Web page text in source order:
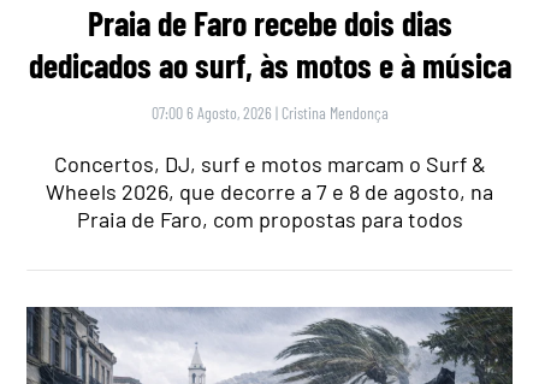
Praia de Faro recebe dois dias
dedicados ao surf, às motos e à música
07:00 6 Agosto, 2026 | Cristina Mendonça
Concertos, DJ, surf e motos marcam o Surf &
Wheels 2026, que decorre a 7 e 8 de agosto, na
Praia de Faro, com propostas para todos